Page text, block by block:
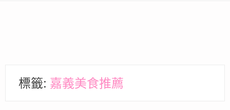
標籤: 嘉義美食推薦